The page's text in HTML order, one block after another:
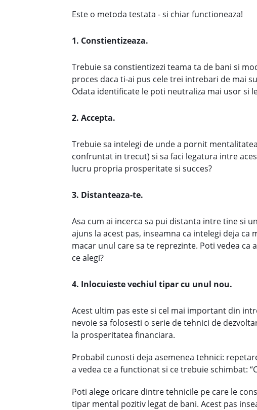
Este o metoda testata - si chiar functioneaza!
1. Constientizeaza.
Trebuie sa constientizezi teama ta de bani si
proces daca ti-ai pus cele trei intrebari de mai
Odata identificate le poti neutraliza mai usor si
2. Accepta.
Trebuie sa intelegi de unde a pornit
confruntat in trecut) si sa faci legatura intre
lucru propria prosperitate si succes?
3. Distanteaza-te.
Asa cum ai incerca sa pui distanta intre tine si
ajuns la acest pas, inseamna ca intelegi deja
macar unul care sa te reprezinte. Poti vedea
ce alegi?
4. Inlocuieste vechiul tipar cu unul nou.
Acest ultim pas este si cel mai important din
nevoie sa folosesti o serie de tehnici de
la prosperitatea financiara.
Probabil cunosti deja asemenea tehnici:
a vedea ce a functionat si ce trebuie schimbat:
Poti alege oricare dintre tehnicile pe care le
tipar mental pozitiv legat de bani. Acest pas